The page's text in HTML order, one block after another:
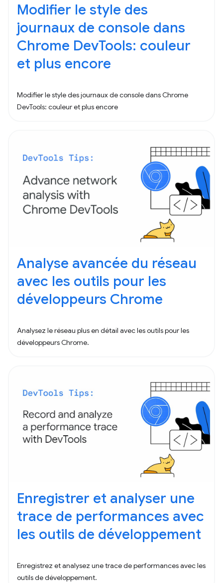
Modifier le style des
journaux de console dans
Chrome DevTools: couleur
et plus encore
Modifier le style des journaux de console dans Chrome
DevTools: couleur et plus encore
Analyse avancée du réseau
avec les outils pour les
développeurs Chrome
Analysez le réseau plus en détail avec les outils pour les
développeurs Chrome.
Enregistrer et analyser une
trace de performances avec
les outils de développement
Enregistrez et analysez une trace de performances avec les
outils de développement.